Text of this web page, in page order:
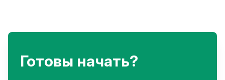
Готовы начать?